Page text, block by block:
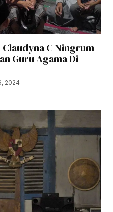
C Ningrum
Guru Agama Di
2024